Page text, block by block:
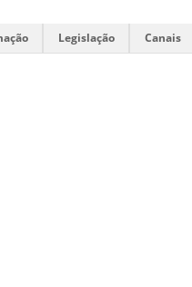
Legislação Canais